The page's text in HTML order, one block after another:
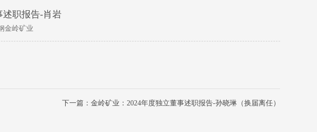
述职报告-肖岩
金岭矿业
下一篇：金岭矿业：2024年度独立董事述职报告-孙晓琳（换届离任）